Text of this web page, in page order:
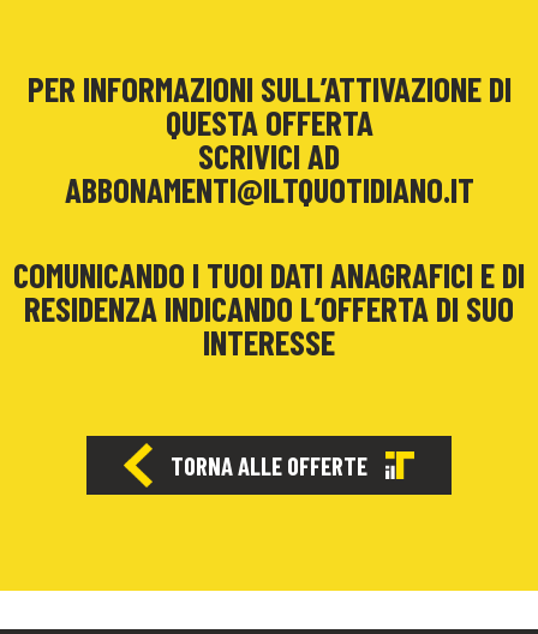
PER INFORMAZIONI SULL’ATTIVAZIONE DI
QUESTA OFFERTA
SCRIVICI AD
ABBONAMENTI@ILTQUOTIDIANO.IT
COMUNICANDO I TUOI DATI ANAGRAFICI E DI
RESIDENZA INDICANDO L’OFFERTA DI SUO
INTERESSE
TORNA ALLE OFFERTE